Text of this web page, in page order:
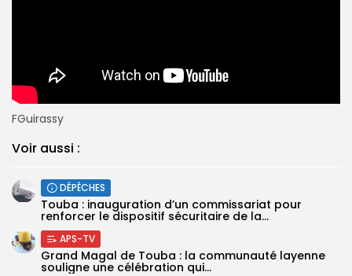
FGuirassy
Voir aussi :
DÉPÊCHES
Touba : inauguration d’un commissariat pour
renforcer le dispositif sécuritaire de la...
APS-TV
Grand Magal de Touba : la communauté layenne
souligne une célébration qui...